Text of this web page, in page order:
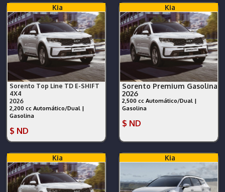
Kia
Sorento Top Line TD E-SHIFT
4X4
2026
2,200 cc Automático/Dual |
Gasolina
$ ND
Kia
Sorento Premium Gasolina
2026
2,500 cc Automático/Dual |
Gasolina
$ ND
Kia Kia